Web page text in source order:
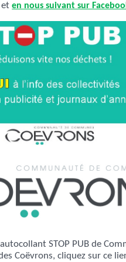
eten nous suivant sur
STOP PUB de
de communes des Coëvrons, cliquez sur ce